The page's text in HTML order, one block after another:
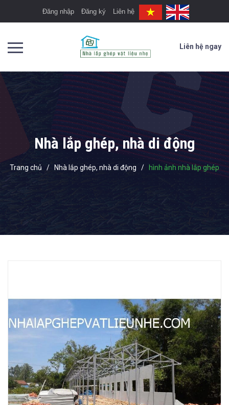
Đăng nhập Đăng ký Liên hệ
Liên hệ ngay
Nhà lắp ghép, nhà di động
Trang chủ / Nhà lắp ghép, nhà di động / hình ảnh nhà lắp ghép